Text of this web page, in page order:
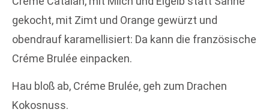
gekocht, mit Zimt und Orange gewürzt und
obendrauf karamellisiert: Da kann die französische
Créme Brulée einpacken.
Hau bloß ab, Créme Brulée, geh zum Drachen
Kokosnuss.